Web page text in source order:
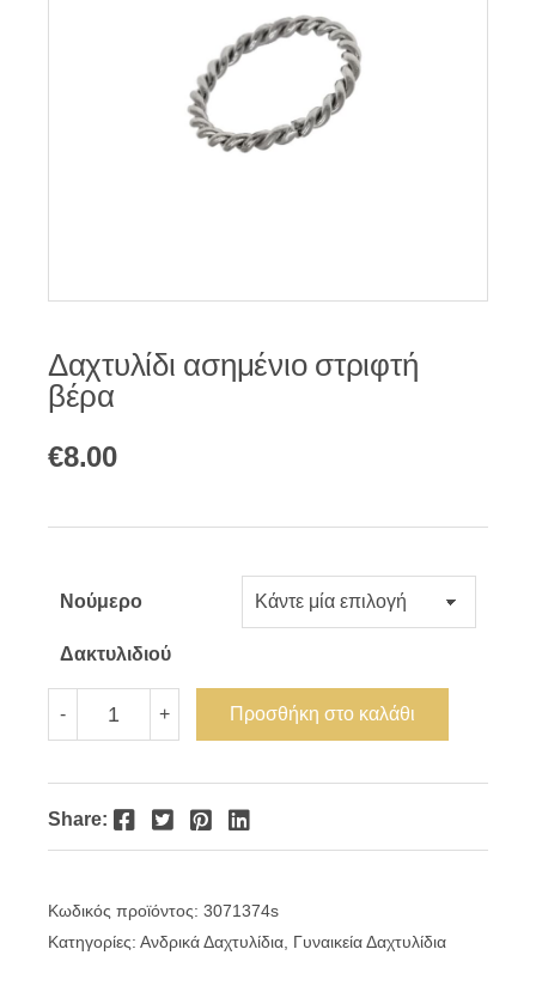
Δαχτυλίδι ασημένιο στριφτή
βέρα
€8.00
Νούμερο
Δακτυλιδιού
-
ασημένιο
στριφτή
ποσότητα
+ Προσθήκη στο καλάθι
Share: Facebook Twitter Pinterest LinkedIn
Κωδικός προϊόντος: 3071374s
Κατηγορίες: Ανδρικά Δαχτυλίδια Γυναικεία Δαχτυλίδια